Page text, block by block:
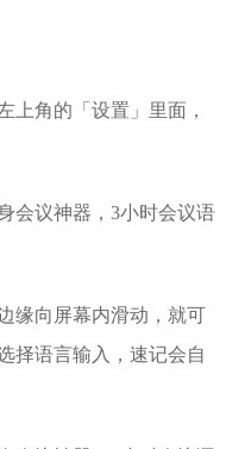
上角的「设置」里面，
缘向屏幕内滑动，就可
择语言输入，速记会自